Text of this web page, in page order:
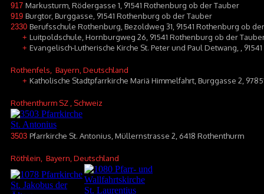
917 Markusturm, Rödergasse 1, 91541 Rothenburg ob der Tauber
919 Burgtor, Burggasse, 91541 Rothenburg ob der Tauber
2330 Berufsschule Rothenburg, Bezoldweg 31, 91541 Rothenburg ob
+ Luitpoldschule, Hornburgweg 26, 91541 Rothenburg ob der
+ Evangelisch-Lutherische Kirche St. Peter und Paul Detwang, ,
Rothenfels , Bayern, Deutschland
+ Katholische Stadtpfarrkirche Mariä Himmelfahrt, Burggasse 2,
Rothenthurm SZ , Schweiz
3503 Pfarrkirche St. Antonius, Müllernstrasse 2, 6418 Rothenthurm
Röthlein , Bayern, Deutschland